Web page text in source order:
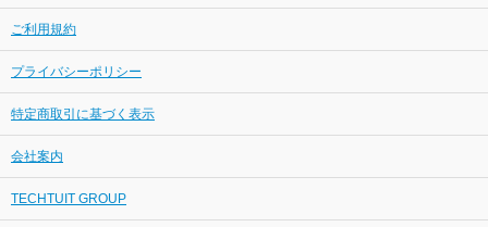
ご利用規約
プライバシーポリシー
特定商取引に基づく表示
会社案内
TECHTUIT GROUP